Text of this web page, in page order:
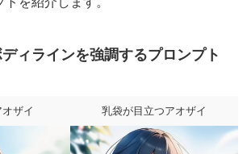
ィラインを強調するプロンプト
ザイ 乳袋が目立つアオザイ